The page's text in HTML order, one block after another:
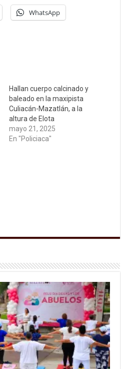
WhatsApp
Hallan cuerpo calcinado y
baleado en la maxipista
Culiacán-Mazatlán, a la
altura de Elota
mayo 21, 2025
En "Policiaca"